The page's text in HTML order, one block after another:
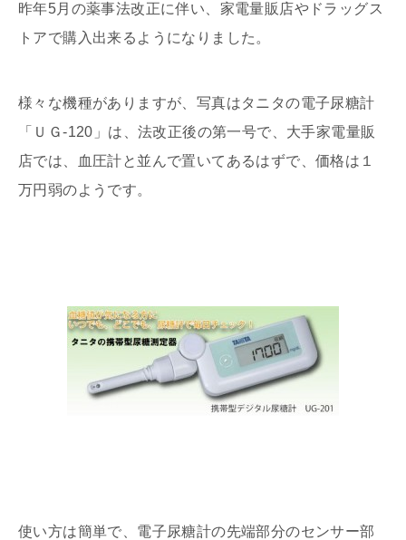
昨年5月の薬事法改正に伴い、家電量販店やドラッグス
トアで購入出来るようになりました。
様々な機種がありますが、写真はタニタの電子尿糖計
「ＵＧ-120」は、法改正後の第一号で、大手家電量販
店では、血圧計と並んで置いてあるはずで、価格は１
万円弱のようです。
使い方は簡単で、電子尿糖計の先端部分のセンサー部